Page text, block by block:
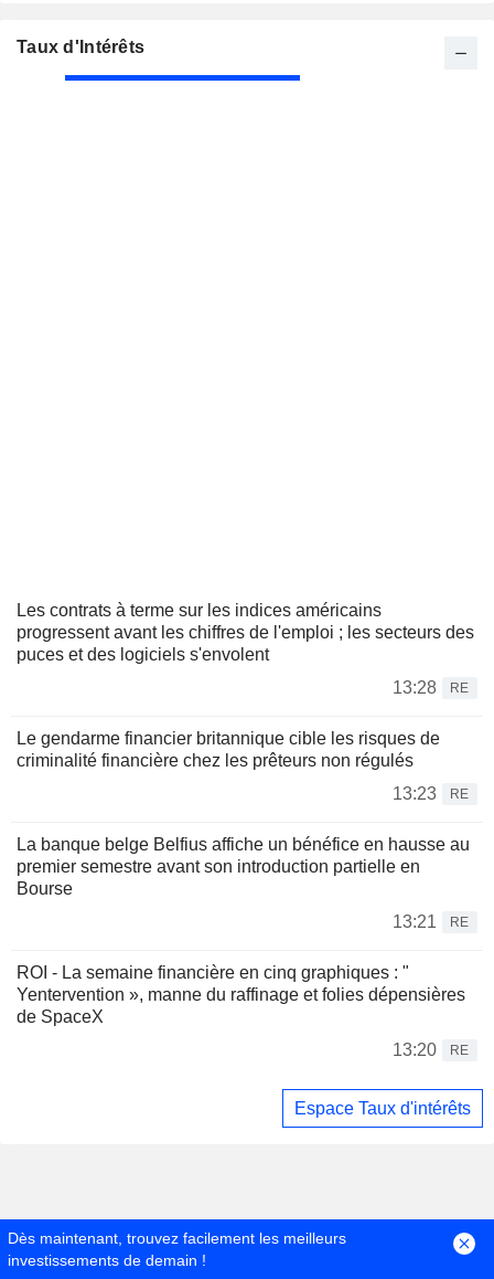
Taux d'Intérêts
Les contrats à terme sur les indices américains
progressent avant les chiffres de l'emploi ; les secteurs des
puces et des logiciels s'envolent
13:28
RE
Le gendarme financier britannique cible les risques de
criminalité financière chez les prêteurs non régulés
13:23
RE
La banque belge Belfius affiche un bénéfice en hausse au
premier semestre avant son introduction partielle en
Bourse
13:21
RE
ROI - La semaine financière en cinq graphiques : "
Yentervention », manne du raffinage et folies dépensières
de SpaceX
13:20
RE
Espace Taux d'intérêts
Dès maintenant, trouvez facilement les meilleurs
investissements de demain !